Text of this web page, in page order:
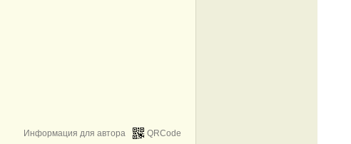
QRCode
Информация для автора